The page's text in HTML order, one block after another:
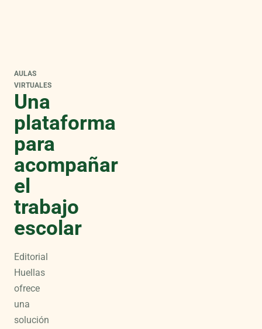
AULAS
VIRTUALES
Una
plataforma
para
acompañar
el
trabajo
escolar
Editorial
Huellas
ofrece
una
solución